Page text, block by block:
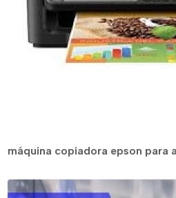
máquina copiadora epson para